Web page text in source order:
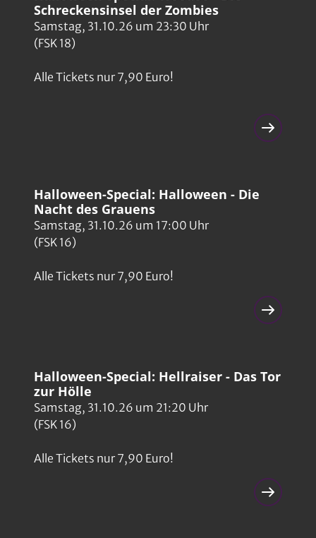
Schreckensinsel der Zombies
Samstag, 31.10.26 um 23:30 Uhr
(FSK 18)
Alle Tickets nur 7,90 Euro!
Halloween-Special: Halloween - Die
Nacht des Grauens
Samstag, 31.10.26 um 17:00 Uhr
(FSK 16)
Alle Tickets nur 7,90 Euro!
Halloween-Special: Hellraiser - Das Tor
zur Hölle
Samstag, 31.10.26 um 21:20 Uhr
(FSK 16)
Alle Tickets nur 7,90 Euro!